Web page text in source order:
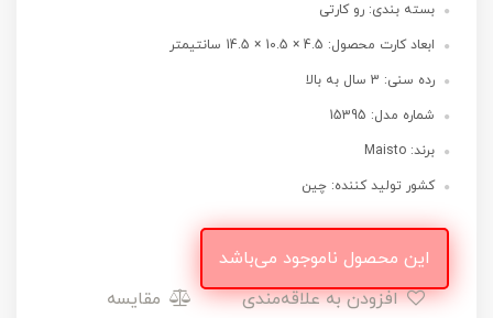
بسته بندی: رو کارتی
ابعاد کارت محصول: 4.5 × 10.5 × 14.5 سانتیمتر
رده سنی: 3 سال به بالا
شماره مدل: 15395
برند: Maisto
کشور تولید کننده: چین
این محصول ناموجود می‌باشد
افزودن به علاقه‌مندی
مقایسه